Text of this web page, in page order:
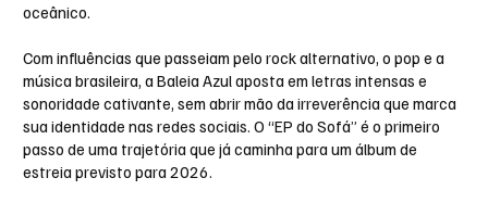
oceânico.
Com influências que passeiam pelo rock alternativo, o pop e a
música brasileira, a Baleia Azul aposta em letras intensas e
sonoridade cativante, sem abrir mão da irreverência que marca
sua identidade nas redes sociais. O “EP do Sofá” é o primeiro
passo de uma trajetória que já caminha para um álbum de
estreia previsto para 2026.